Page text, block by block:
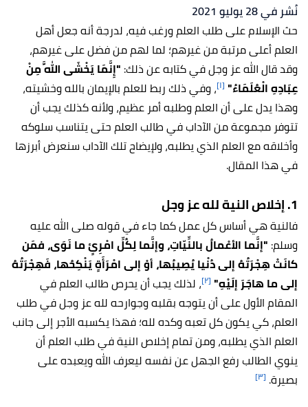
نُشر في 28 يوليو 2021
حث الإسلام على طلب العلم ورغب فيه، لدرجة أنه جعل أهل
العلم أعلى مرتبة من غيرهم؛ لما لهم من فضل على غيرهم،
وقد قال الله عز وجل في كتابه عن ذلك: "إِنَّمَا يَخْشَى اللَّهَ مِنْ
عِبَادِهِ الْعُلَمَاءُ" [١] ، وفي ذلك ربط للعلم بالإيمان بالله وخشيته،
وهذا يدل على أن العلم وطلبه أمر عظيم، ولأنه كذلك يجب أن
تتوفر مجموعة من الآداب في طالب العلم حتى يتناسب سلوكه
وأخلاقه مع العلم الذي يطلبه، ولإيضاح تلك الآداب سنعرض أبرزها
في هذا المقال.
1. إخلاص النية لله عز وجل
فالنية هي أساس كل عمل كما جاء في قوله صلى الله عليه
وسلم: "إنَّما الأعْمالُ بالنِّيّاتِ، وإنَّما لِكُلِّ امْرِئٍ ما نَوَى، فمَن
كانَتْ هِجْرَتُهُ إلى دُنْيا يُصِيبُها، أوْ إلى امْرَأَةٍ يَنْكِحُها، فَهِجْرَتُهُ
إلى ما هاجَرَ إلَيْهِ" [٢] ، لذلك يجب أن يحرص طالب العلم في
المقام الأول على أن يتوجه بقلبه وجوارحه لله عز وجل في طلب
العلم، كي يكون كل تعبه وكده لله؛ فهذا يكسبه الأجر إلى جانب
العلم الذي يطلبه، ومن تمام إخلاص النية في طلب العلم أن
ينوي الطالب رفع الجهل عن نفسه ليعرف الله ويعبده على
بصيرة. [٣]